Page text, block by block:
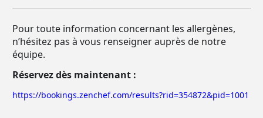
Pour toute information concernant les allergènes,
n’hésitez pas à vous renseigner auprès de notre
équipe.
Réservez dès maintenant :
https://bookings.zenchef.com/results?rid=354872&pid=1001